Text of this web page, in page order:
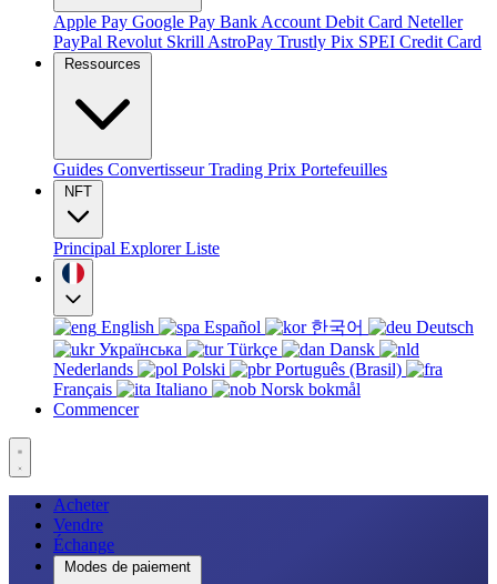
Apple Pay Google Pay Bank Account Debit Card Neteller
PayPal Revolut Skrill AstroPay Trustly Pix SPEI Credit Card
Ressources
Guides ConvertisseurTrading Prix Portefeuilles
NFT
Principal ExplorerListe
English Español 한국어
Deutsch
Українська
Türkçe
Dansk
Nederlands
Polski
Português (Brasil)
Français
Italiano
Norsk bokmål
Commencer
Acheter
Vendre
Échange
Modes de paiement